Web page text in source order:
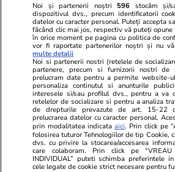
Noi și partenerii noștri 596 stocăm și/
dispozitivul dvs., precum identificatorii
datelor cu caracter personal. Puteți accepta
făcând clic mai jos, respectiv vă puteți
în orice moment pe pagina cu politica de
vor fi raportate partenerilor noștri și nu
multe detalii
Noi si partenerii nostri (retelele de
partenere, precum si furnizorii nostri de
prelucram date pentru a permite website-
personaliza continutul si anunturile
interesele si/sau profilul dvs., pentru a va
retelelor de socializare si pentru a analiza
de drepturile prevazute de art. 15-22
prelucrarea datelor cu caracter personal.
prin modalitatea indicataaici. Prin click pe
folosirea tuturor Tehnologiilor de tip Cookie,
dvs. cu privire la stocarea/accesarea
care colaboram. Prin click pe “VREAU
INDIVIDUAL” puteti schimba preferintele
cele legate de cookie strict necesare pentru